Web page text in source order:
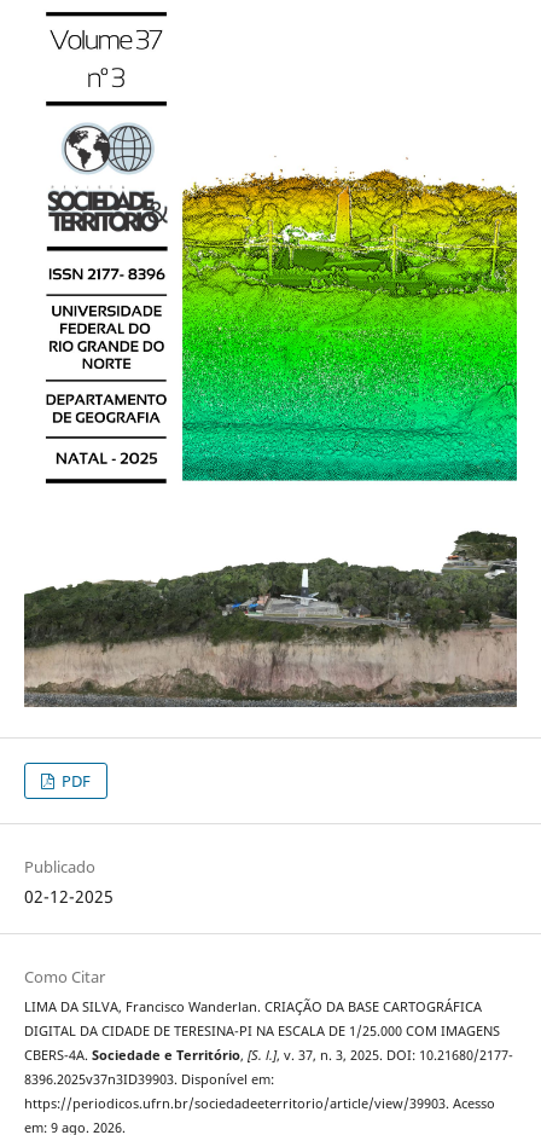
PDF
Publicado
02-12-2025
Como Citar
LIMA DA SILVA, Francisco Wanderlan. CRIAÇÃO DA BASE CARTOGRÁFICA
DIGITAL DA CIDADE DE TERESINA-PI NA ESCALA DE 1/25.000 COM IMAGENS
CBERS-4A. Sociedade e Território, [S. l.], v. 37, n. 3, 2025. DOI: 10.21680/2177-
8396.2025v37n3ID39903. Disponível em:
https://periodicos.ufrn.br/sociedadeeterritorio/article/view/39903. Acesso
em: 9 ago. 2026.